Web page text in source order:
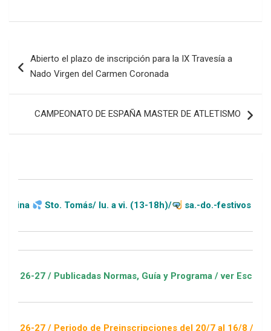
de
Abierto el plazo de inscripción para la IX Travesía a
Nado Virgen del Carmen Coronada
CAMPEONATO DE ESPAÑA MASTER DE ATLETISMO
Tomás/ lu. a vi. (13-18h)/ sa.-do.-festivos (11-20h)
Publicadas Normas, Guía y Programa / ver Escuelas
Periodo de Preinscripciones del 20/7 al 16/8 / Sorteo 1 de